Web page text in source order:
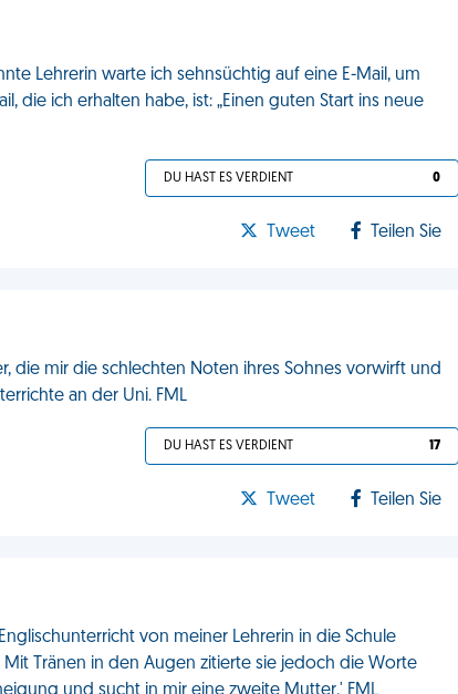
Lehrerin warte ich sehnsüchtig auf eine E-Mail, um
die ich erhalten habe, ist: „Einen guten Start ins neue
DU HAST ES VERDIENT 0
Tweet Teilen Sie
die mir die schlechten Noten ihres Sohnes vorwirft und
an der Uni. FML
DU HAST ES VERDIENT 17
Tweet Teilen Sie
von meiner Lehrerin in die Schule
Tränen in den Augen zitierte sie jedoch die Worte